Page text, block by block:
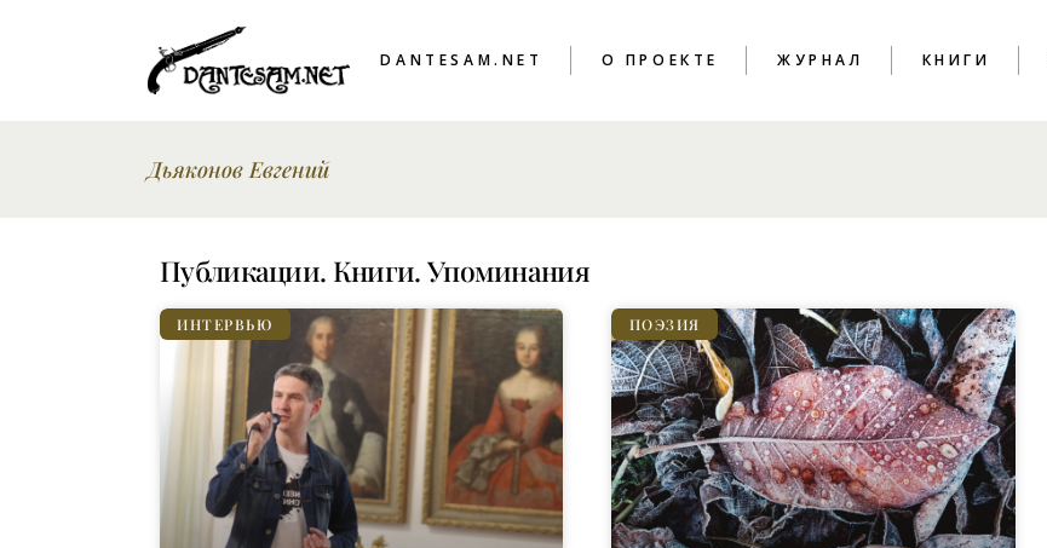
DANTESAM.NET О ПРОЕКТЕ ЖУРНАЛ
ЛИТПРОЦЕСС
КНИГИ
Дьяконов Евгений
Публикации. Книги. Упоминания
ИНТЕРВЬЮ ПОЭЗИЯ